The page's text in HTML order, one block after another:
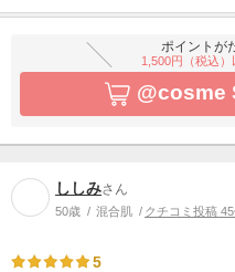
ポイントが
1,500円（税込
@cosme
ししみさん
50歳 混合肌 クチコミ投稿
5